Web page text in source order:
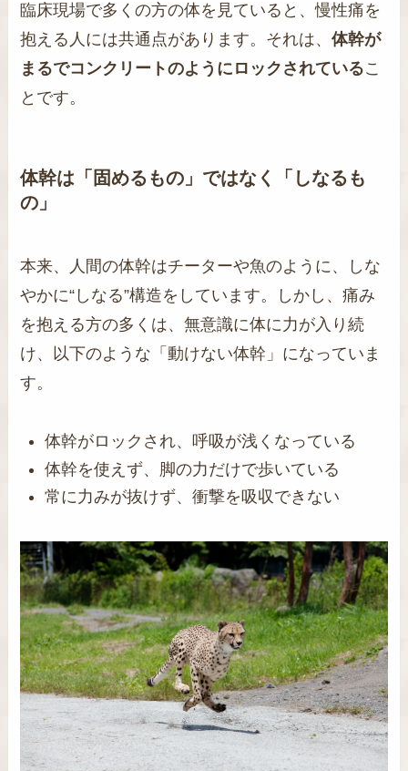
臨床現場で多くの方の体を見ていると、慢性痛を
抱える人には共通点があります。それは、体幹が
まるでコンクリートのようにロックされているこ
とです。
体幹は「固めるもの」ではなく「しなるも
の」
本来、人間の体幹はチーターや魚のように、しな
やかに“しなる”構造をしています。しかし、痛み
を抱える方の多くは、無意識に体に力が入り続
け、以下のような「動けない体幹」になっていま
す。
体幹がロックされ、呼吸が浅くなっている
体幹を使えず、脚の力だけで歩いている
常に力みが抜けず、衝撃を吸収できない